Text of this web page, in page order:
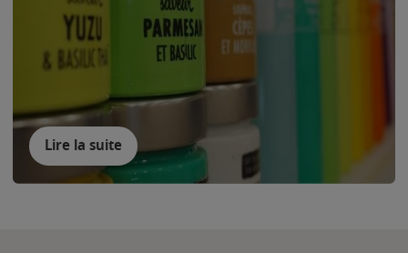
Lire la suite